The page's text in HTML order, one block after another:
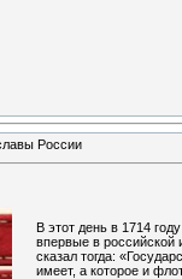
России
В этот день в 1714
впервые в
сказал тогда:
имеет, а которое и